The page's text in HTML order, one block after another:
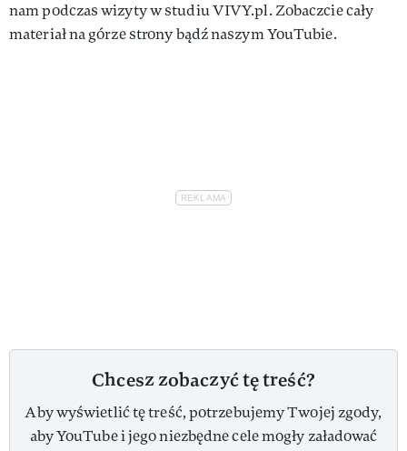
nam podczas wizyty w studiu VIVY.pl. Zobaczcie cały
materiał na górze strony bądź naszym YouTubie.
Chcesz zobaczyć tę treść?
Aby wyświetlić tę treść, potrzebujemy Twojej zgody,
aby YouTube i jego niezbędne cele mogły załadować